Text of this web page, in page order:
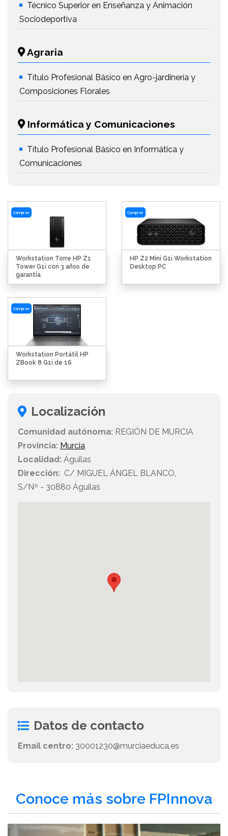
Técnico Superior en Enseñanza y Animación
Sociodeportiva
Agraria
Título Profesional Básico en Agro-jardinería y
Composiciones Florales
Informática y Comunicaciones
Título Profesional Básico en Informática y
Comunicaciones
Comprar
Workstation Torre HP Z1
Tower G1i con 3 años de
garantía
Comprar
HP Z2 Mini G1i Workstation
Desktop PC
Comprar
Workstation Portátil HP
ZBook 8 G1i de 16
Localización
Comunidad autónoma: REGIÓN DE MURCIA
Provincia: Murcia
Localidad: Águilas
Dirección: C/ MIGUEL ÁNGEL BLANCO,
S/Nº - 30880 Águilas
Datos de contacto
Email centro: 30001230@murciaeduca.es
Conoce más sobre FPInnova